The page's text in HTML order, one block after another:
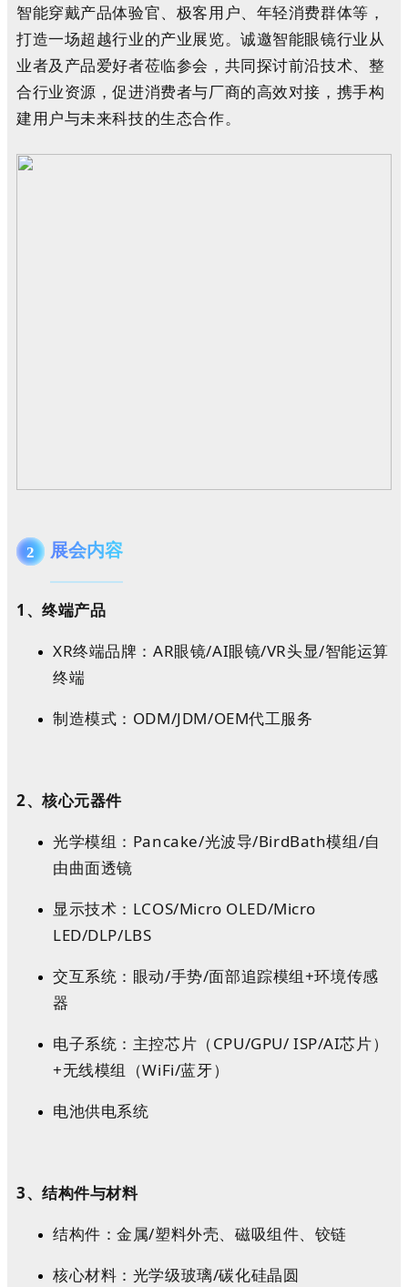
智能穿戴产品体验官、 极客用户、 年轻消费群体等 ，
打造一场超越行业的产业展览。诚邀智能眼镜行业从
业者及产品爱好者莅临参会，共同探讨前沿技术、整
合行业资源，促进消费者与厂商的高效对接，携手构
建用户与未来科技的生态合作。
2 展会内容
1、终端产品
XR终端品牌：AR眼镜/AI眼镜/VR头显/智能运算
终端
制造模式：ODM/JDM/OEM代工服务
2、核心元器件
光学模组：Pancake/光波导/BirdBath模组/自
由曲面透镜
显示技术：LCOS/Micro OLED/Micro
LED/DLP/LBS
交互系统：眼动/手势/面部追踪模组+环境传感
器
电子系统：主控芯片（CPU/GPU/ ISP/AI芯片）
+无线模组（WiFi/蓝牙）
电池供电系统
3、结构件与材料
结构件：金属/塑料外壳、磁吸组件、铰链
核心材料：光学级玻璃/碳化硅晶圆